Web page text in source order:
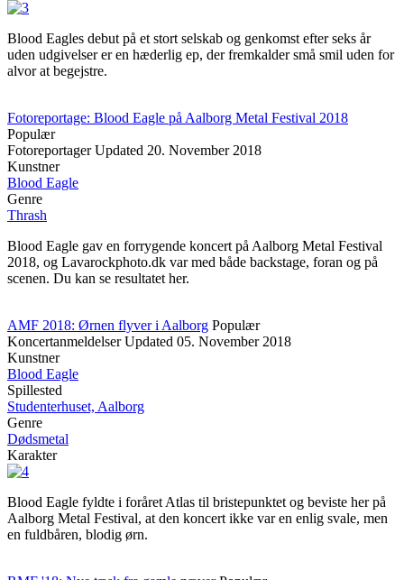
Blood Eagles debut på et stort selskab og genkomst efter seks år
uden udgivelser er en hæderlig ep, der fremkalder små smil uden for
alvor at begejstre.
Fotoreportage: Blood Eagle på Aalborg Metal Festival 2018
Populær
Fotoreportager Updated 20. November 2018
Kunstner
Blood Eagle
Genre
Thrash
Blood Eagle gav en forrygende koncert på Aalborg Metal Festival
2018, og Lavarockphoto.dk var med både backstage, foran og på
scenen. Du kan se resultatet her.
AMF 2018: Ørnen flyver i Aalborg Populær
Koncertanmeldelser Updated 05. November 2018
Kunstner
Blood Eagle
Spillested
Studenterhuset, Aalborg
Genre
Dødsmetal
Karakter
Blood Eagle fyldte i foråret Atlas til bristepunktet og beviste her på
Aalborg Metal Festival, at den koncert ikke var en enlig svale, men
en fuldbåren, blodig ørn.